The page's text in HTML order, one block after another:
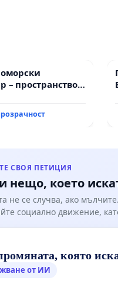
– пространство
СВОЯ ПЕТИЦИЯ
нещо, което
не се случва, ако мълчите.
социално движение,
която
от ИИ